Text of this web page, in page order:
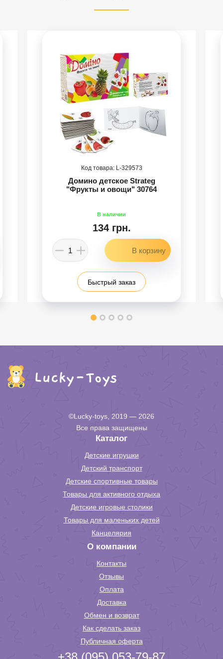
329573
Домино детское Strateg
"Фрукты и овощи" 30764
134 грн.
Быстрый заказ
©Lucky-toys, 2019 — 2026
Все права защищены
Каталог
Детские игрушки
Детский транспорт
Детские спортивные товары
Товары для активного отдыха
Детские игровые столики
Товары для маленьких детей
Канцелярия
О компании
Контакты
Отзывы
Оплата
Доставка
Обмен и возврат
Как сделать заказ
Публичная оферта